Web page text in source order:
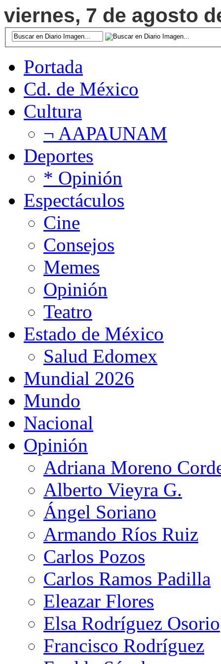
viernes, 7 de agosto
Portada
Cd. de México
Cultura
¬ AAPAUNAM
Deportes
* Opinión
Espectáculos
Cine
Consejos
Memes
Opinión
Teatro
Estado de México
Salud Edomex
Mundial 2026
Mundo
Nacional
Opinión
Adriana Moreno
Alberto Vieyra G.
Ángel Soriano
Armando Ríos Ruiz
Carlos Pozos
Carlos Ramos Padilla
Eleazar Flores
Elsa Rodríguez Osorio
Francisco Rodríguez